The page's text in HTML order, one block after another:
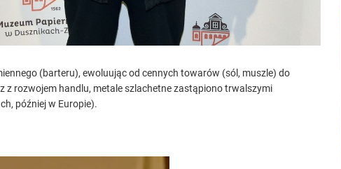
(barteru), ewoluując od cennych towarów (sól, muszle) do
z rozwojem handlu, metale szlachetne zastąpiono trwalszymi
później w Europie).